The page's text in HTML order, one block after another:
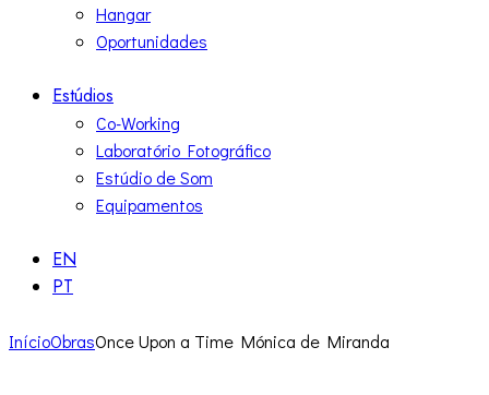
Hangar
Oportunidades
Estúdios
Co-Working
Laboratório Fotográfico
Estúdio de Som
Equipamentos
EN
PT
InícioObrasOnce Upon a Time Mónica de Miranda